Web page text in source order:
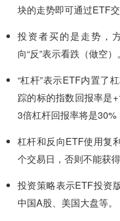
块的走势即可通过ETF交
投资者买的是走势，
向“反”表示看跌（做空）。
“杠杆”表示ETF内置了
踪的标的指数回报率是
3倍杠杆回报率将是30%
杠杆和反向ETF使用复
个交易日，否则不能获得
投资策略表示ETF投资
中国A股、美国大盘等。